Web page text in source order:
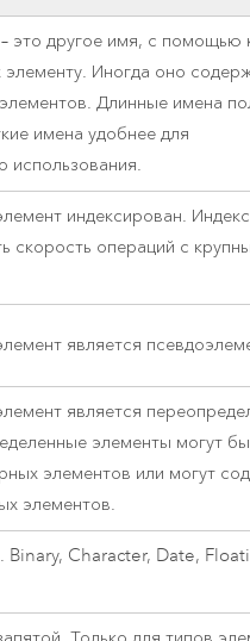
это другое имя, с помощью
Иногда оно
Длинные имена
имена удобнее для
использования.
индексирован.
скорость операций с
является
является
элементы могут
элементов или могут
элементов.
Binary, Character, Date,